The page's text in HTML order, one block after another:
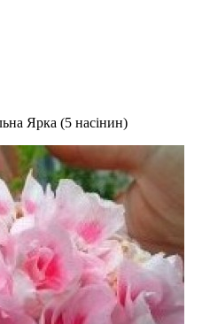
Ярка (5 насінин)